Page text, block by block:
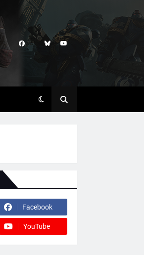
Facebook
YouTube